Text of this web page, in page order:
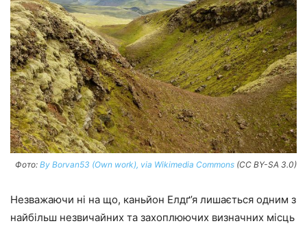
Фото: By Borvan53 (Own work), via Wikimedia Commons (CC BY-SA 3.0)
Незважаючи ні на що, каньйон Елдґ’я лишається одним з
найбільш незвичайних та захоплюючих визначних місць